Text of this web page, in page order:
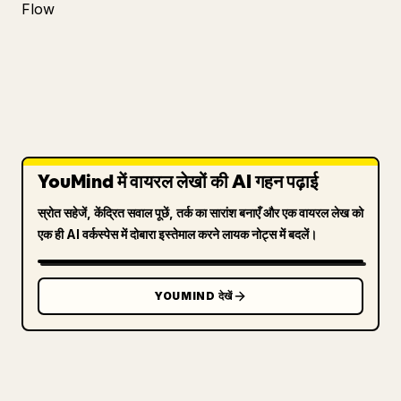
Flow
YouMind में वायरल लेखों की AI गहन पढ़ाई
स्रोत सहेजें, केंद्रित सवाल पूछें, तर्क का सारांश बनाएँ और एक वायरल लेख को
एक ही AI वर्कस्पेस में दोबारा इस्तेमाल करने लायक नोट्स में बदलें।
YOUMIND देखें